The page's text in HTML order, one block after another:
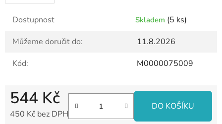
Dostupnost Skladem (5 ks)
Můžeme doručit do:
11.8.2026
Kód:
M0000075009
544 Kč
450 Kč bez DPH
DO KOŠÍKU